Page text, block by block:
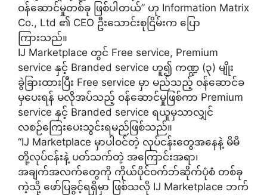
ဝန်ဆောင်မှုတစ်ခု ဖြစ်ပါတယ်” ဟု Information Matrix
Co., Ltd ၏ CEO ဦးသောင်းစုငြိမ်းက ပြော
ကြားသည်။
IJ Marketplace တွင် Free service, Premium
service နှင့် Branded service ဟူ၍ ကဏ္ဍ (၃) မျိုး
ခွဲခြားထားပြီး Free service မှာ မည်သည့် ဝန်ဆောင်ခ
မှပေးရန် မလိုအပ်သည့် ဝန်ဆောင်မှုဖြစ်ကာ Premium
service နှင့် Branded service ရယူမှသာလျှင်
လစဉ်ကြေးပေးသွင်းရမည်ဖြစ်သည်။
“IJ Marketplace မှာပါဝင်တဲ့ လုပ်ငန်းတွေအနေနဲ့ မိမိ
တို့လုပ်ငန်းနဲ့ ပတ်သက်တဲ့ အကြောင်းအရာ၊
အချက်အလက်တွေကို ကိုယ်ပိုင်ဝက်ဘ်ဆိုက်ပုံစံ တစ်ခု
ကဲ့သို့ ဖော်ပြခွင့်ရရှိမှာ ဖြစ်သလို IJ Marketplace ဘက်